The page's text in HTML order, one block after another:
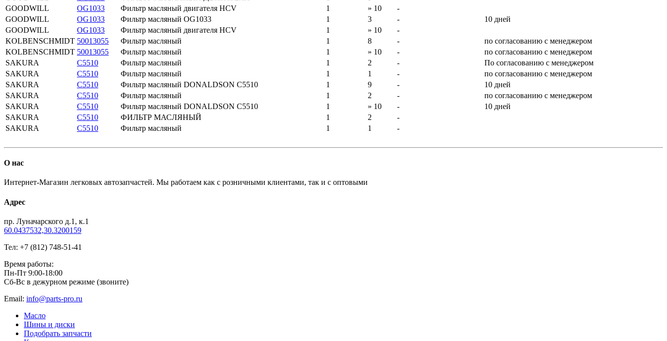
GOODWILL
OG1033 Фильтр масляный двигателя HCV 1 » 10
-
GOODWILL
OG1033 Фильтр масляный OG1033 1 3 -
10 дней
GOODWILL
OG1033 Фильтр масляный двигателя HCV 1 » 10
-
KOLBENSCHMIDT 50013055 Фильтр масляный 1 8 -
по согласованию с менеджером
KOLBENSCHMIDT 50013055 Фильтр масляный 1 » 10 -
по согласованию с менеджером
SAKURA
C5510 Фильтр масляный 1 2 -
По согласованию с менеджером
SAKURA
C5510 Фильтр масляный 1 1 -
по согласованию с менеджером
SAKURA
C5510 Фильтр масляный DONALDSON C5510 1 9 -
10 дней
SAKURA
C5510 Фильтр масляный 1 2 -
по согласованию с менеджером
SAKURA
C5510 Фильтр масляный DONALDSON C5510 1 » 10 -
10 дней
SAKURA
C5510 ФИЛЬТР МАСЛЯНЫЙ 1 2
-
SAKURA
C5510 Фильтр масляный 1 1 -
О нас
Интернет-Магазин легковых автозапчастей. Мы работаем как с розничными клиентами, так и с оптовыми
Адрес
пр. Луначарского д.1, к.1
60.0437532,30.3200159
Тел: +7 (812) 748-51-41
Время работы:
Пн-Пт 9:00-18:00
Сб-Вс в дежурном режиме (звоните)
Email: info@parts-pro.ru
Масло
Шины и диски
Подобрать запчасти